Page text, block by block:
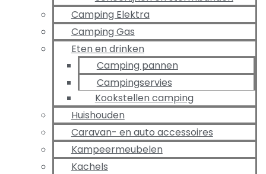
Camping Elektra
Camping Gas
Eten en drinken
Camping pannen
Campingservies
Kookstellen camping
Huishouden
Caravan- en auto accessoires
Kampeermeubelen
Kachels